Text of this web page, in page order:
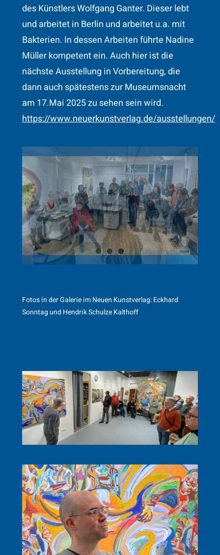
des Künstlers Wolfgang Ganter. Dieser lebt
und arbeitet in Berlin und arbeitet u.a. mit
Bakterien. In dessen Arbeiten führte Nadine
Müller kompetent ein. Auch hier ist die
nächste Ausstellung in Vorbereitung, die
dann auch spätestens zur Museumsnacht
am 17.Mai 2025 zu sehen sein wird.
https://www.neuerkunstverlag.de/ausstellungen/
Fotos in der Galerie im Neuen Kunstverlag: Eckhard
Sonntag und Hendrik Schulze Kalthoff